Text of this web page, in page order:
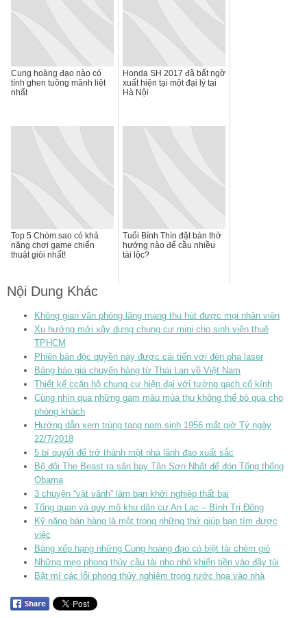
Cung hoàng đạo nào có
tính ghen tuông mãnh liệt
nhất
Honda SH 2017 đã bất ngờ
xuất hiện tại một đại lý tại
Hà Nội
Top 5 Chòm sao có khả
năng chơi game chiến
thuật giỏi nhất!
Tuổi Bính Thìn đặt bàn thờ
hướng nào để cầu nhiều
tài lộc?
Nội Dung Khác
Không gian văn phòng lãng mạng thu hút được mọi nhân viên
Xu hướng mới xây dựng chung cư mini cho sinh viên thuê
TPHCM
Phiên bản độc quyền này được cải tiến với đèn pha laser
Bảng báo giá chuyển hàng từ Thái Lan về Việt Nam
Thiết kế ccăn hộ chung cư hiện đại với tường gạch cổ kính
Cùng nhìn qua những gam màu mùa thu không thể bỏ qua cho
phòng khách
Hướng dẫn xem trùng tang nam sinh 1956 mất giờ Tý ngày
22/7/2018
5 bí quyết để trở thành một nhà lãnh đạo xuất sắc
Bộ đôi The Beast ra sân bay Tân Sơn Nhất để đón Tổng thống
Obama
3 chuyện “vặt vãnh” làm bạn khởi nghiệp thất bại
Tổng quan và quy mô khu dân cư An Lạc – Bình Trị Đông
Kỹ năng bán hàng là một trong những thứ giúp bạn tìm được
việc
Bảng xếp hạng những Cung hoàng đạo có biệt tài chém gió
Những mẹo phong thủy cầu tài nho nhỏ khiến tiền vào đầy túi
Bật mí các lỗi phong thủy nghiêm trọng rước họa vào nhà